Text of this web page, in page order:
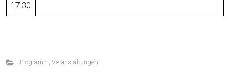
17:30
Programm, Veranstaltungen